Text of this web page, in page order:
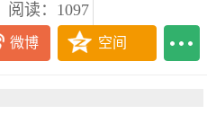
阅读：1097
微博 空间